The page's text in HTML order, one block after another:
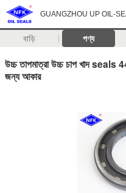
GUANGZHOU UP OIL-
বাড়ি পণ্য
উচ্চ তাপমাত্রা উচ্চ চাপ খাদ seals
জন্য আকার